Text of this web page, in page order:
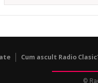
Cum ascult Radio
©